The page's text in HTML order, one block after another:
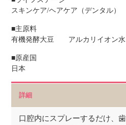
スキンケア/ヘアケア（デンタル）
■主原料
有機発酵大豆 アルカリイオン
■原産国
日本
詳細
口腔内にスプレーするだけ、